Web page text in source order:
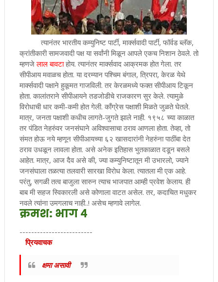
त्यानंतर भारतीय कम्युनिष्ट पार्टी, मार्क्सवादी पार्टी, फॉर्वड ब्लॅक,
क्रांतीकारी सामजवादी पक्ष या सर्वांनी मिळून आपले एकच निशान ठेवले. तो
म्हणजेलाल बावटाहोय. त्यानंतर मार्क्सवाद आक्रमक होत गेला. तर
सीपीआय मवाळच होता. या दरम्यान पश्चिम बंगाल, त्रिपरा, केरळ येथे
मार्क्सवादी पक्षाने हुकूमत गाजविली. तर केरळमध्ये फक्त सीपीआय टिकून
होता. कालांतराने सीपीआयने तडजोडीचे राजकारण सुर केले. त्यामुळे
विरोधाची धार कमी-कमी होत गेली. काँग्रेस पक्षाशी मिळते जुळते घेतले.
मात्र, जनता पक्षाशी कधीच लागते-जुगते झाले नाही. १९५८ च्या काळात
तर पंडित नेहरुंवर जनसंघाने अविश्वासाचा ठराव आणला होता. तेव्हा, तो
संमत होऊ नये म्हणून सीपीआयच्या ६२ खासदारांनी नेहरुंना पाठींबा देत
ठराव उधळून लावला होता. असे अनेक इतिहास भुतकाळात दडून बसले
आहेत. मात्र, आज दैव असे की, ज्या कम्युनिष्टातून मी उभारलो, ज्याने
जनसंघाला तळत्या तलवारी सारखा विरोध केला. त्यातला मी एक आहे.
परंतु, सगळी तत्व बाजुला सारुन त्याच भाजपात आम्ही प्रवेश केलाय. ही
बाब मी सहज स्विकारली असे कोणाला वाटत असेल. तर, कदाचित मधुकर
नवले त्यांना उमगलाच नाही..! असेच म्हणावे लागेल.
क्रमश: भाग ४
-------------------------
प्रियवाचक
क्षमा असावी